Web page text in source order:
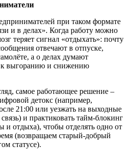
при таком формате
и в делах». Когда работу можно
теряет сигнал «отдыхать»: почту
отвечают в отпуске,
а о делах думают
к выгоранию и снижению
самое работающее решение –
детокс (например,
21:00 или уезжать на выходные
и практиковать тайм-блокинг
и отдыха), чтобы отделять одно от
(возвращаем старый-добрый
статусе).